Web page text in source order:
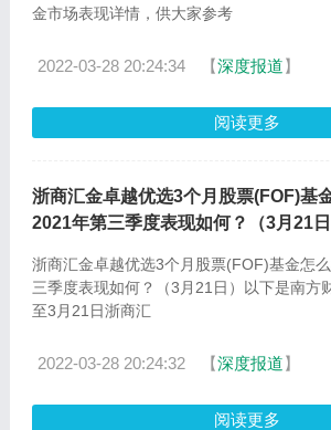
金市场表现详情，供大家参考
2022-03-28 20:24:34 【深度报道】
阅读更多
浙商汇金卓越优选3个月股票(FOF)基
2021年第三季度表现如何？（3月21日
浙商汇金卓越优选3个月股票(FOF)基金怎
三季度表现如何？（3月21日）以下是南方
至3月21日浙商汇
2022-03-28 20:24:32 【深度报道】
阅读更多